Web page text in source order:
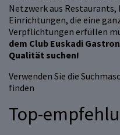
Netzwerk aus Restaurants,
Einrichtungen, die eine
Verpflichtungen erfüllen
dem Club Euskadi
Qualität suchen!
Verwenden Sie die
finden
Top-